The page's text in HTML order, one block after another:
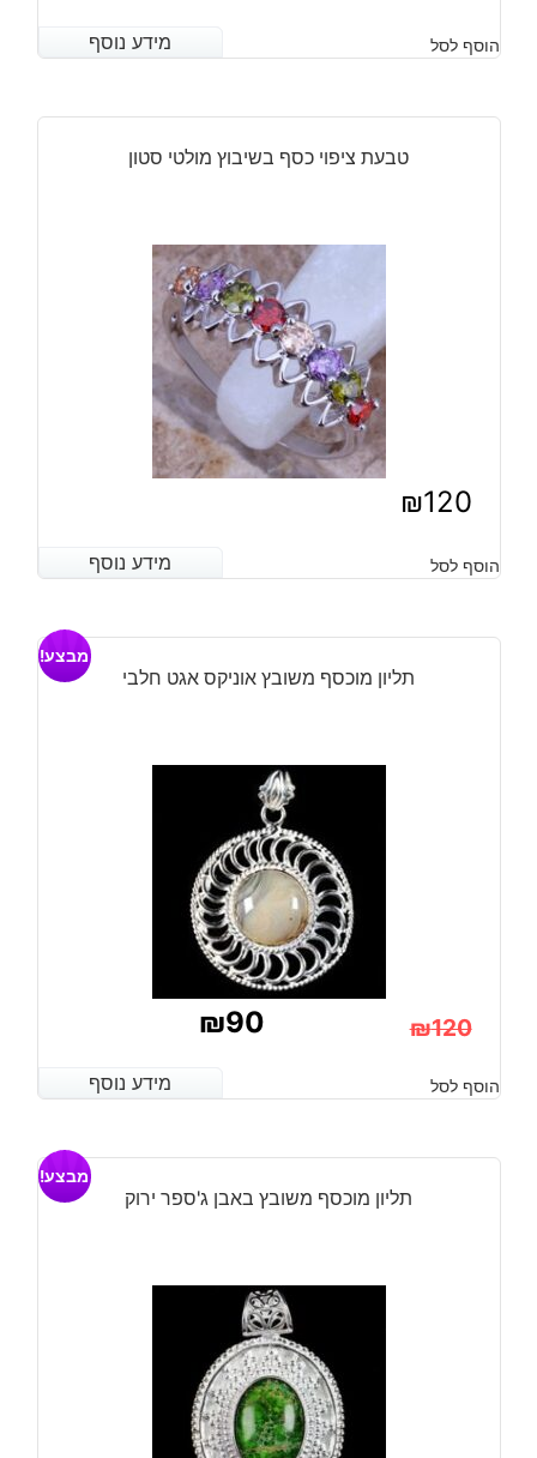
המקורי
היה:
₪120.
הנוכחי
הוא:
מידע נוסף הוסף לסל מידע נוסף
טבעת ציפוי כסף בשיבוץ מולטי סטון
₪120
מידע נוסף הוסף לסל מידע נוסף
תליון מוכסף משובץ אוניקס אגט חלבי
מבצע!
₪120
המקורי
היה:
₪120.
₪90
הנוכחי
הוא:
מידע נוסף הוסף לסל מידע נוסף
תליון מוכסף משובץ באבן ג'ספר ירוק
מבצע!